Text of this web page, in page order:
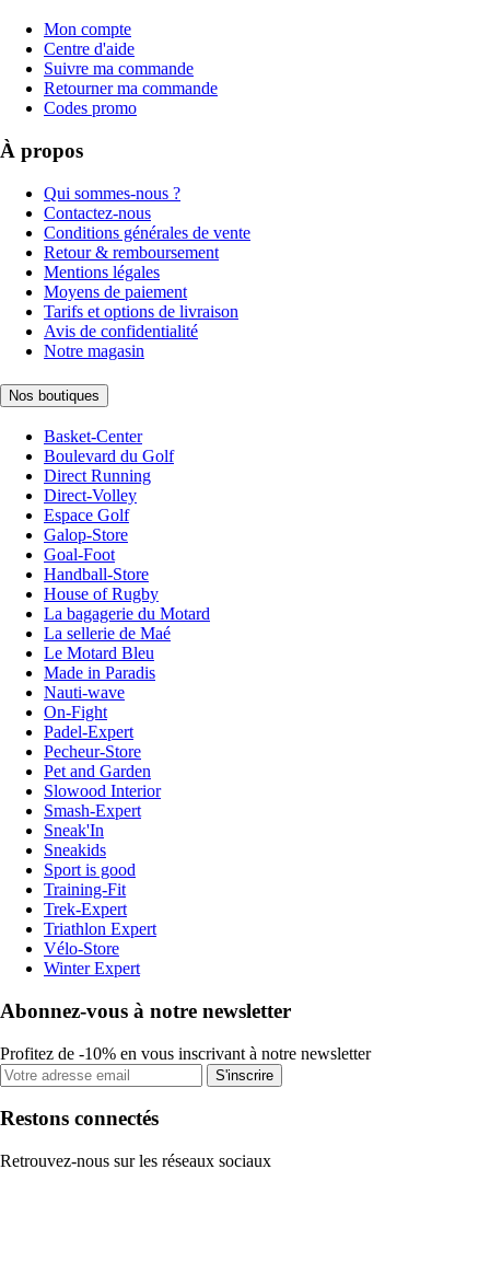
Mon compte
Centre d'aide
Suivre ma commande
Retourner ma commande
Codes promo
À propos
Qui sommes-nous ?
Contactez-nous
Conditions générales de vente
Retour & remboursement
Mentions légales
Moyens de paiement
Tarifs et options de livraison
Avis de confidentialité
Notre magasin
Nos boutiques
Basket-Center
Boulevard du Golf
Direct Running
Direct-Volley
Espace Golf
Galop-Store
Goal-Foot
Handball-Store
House of Rugby
La bagagerie du Motard
La sellerie de Maé
Le Motard Bleu
Made in Paradis
Nauti-wave
On-Fight
Padel-Expert
Pecheur-Store
Pet and Garden
Slowood Interior
Smash-Expert
Sneak'In
Sneakids
Sport is good
Training-Fit
Trek-Expert
Triathlon Expert
Vélo-Store
Winter Expert
Abonnez-vous à notre newsletter
Profitez de -10% en vous inscrivant à notre newsletter
S'inscrire
Restons connectés
Retrouvez-nous sur les réseaux sociaux